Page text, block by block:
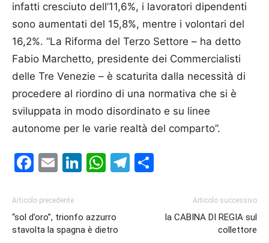
infatti cresciuto dell’11,6%, i lavoratori dipendenti
sono aumentati del 15,8%, mentre i volontari del
16,2%. “La Riforma del Terzo Settore – ha detto
Fabio Marchetto, presidente dei Commercialisti
delle Tre Venezie – è scaturita dalla necessità di
procedere al riordino di una normativa che si è
sviluppata in modo disordinato e su linee
autonome per le varie realtà del comparto”.
Facebook
EmailLinkedIn
WhatsApp
Telegram
Articolo precedente
“sol d’oro”, trionfo azzurro
stavolta la spagna è dietro
Articolo successivo
la CABINA DI REGIA sul
collettore